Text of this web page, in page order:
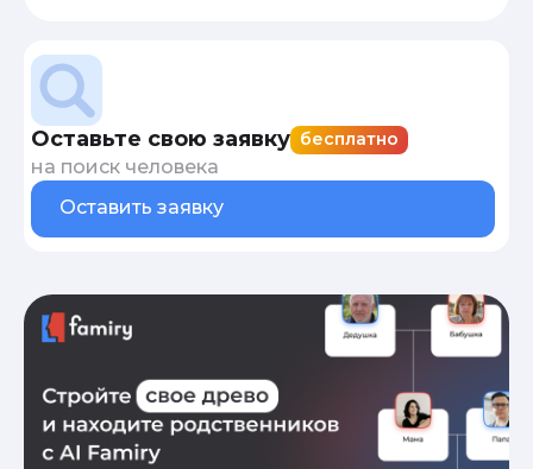
Оставьте свою заявку бесплатно
на поиск человека
Оставить заявку